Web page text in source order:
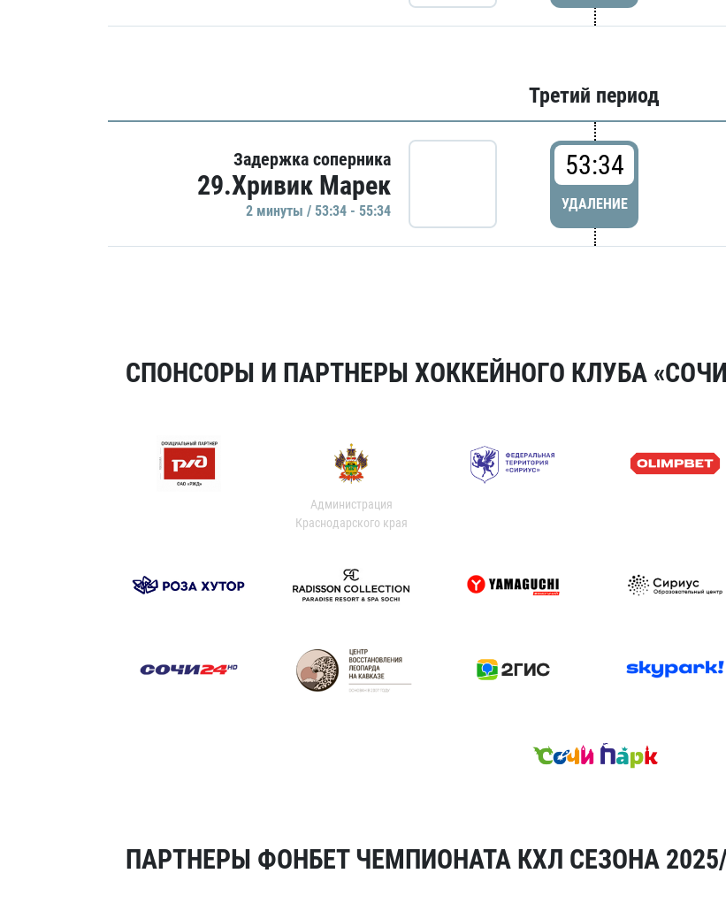
Третий период
Задержка соперника
29.Хривик Марек
2 минуты / 53:34 - 55:34
53:34
УДАЛЕНИЕ
СПОНСОРЫ И ПАРТНЕРЫ ХОККЕЙНОГО КЛУБА
Администрация
Краснодарского края
ПАРТНЕРЫ ФОНБЕТ ЧЕМПИОНАТА КХЛ СЕЗОНА